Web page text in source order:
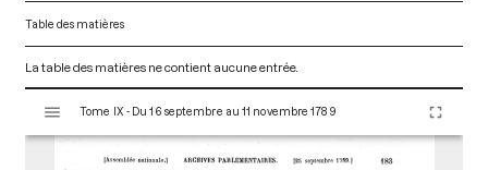
Table des matières
La table des matières ne contient aucune entrée.
s
Tome IX - Du 16 septembre au 11 novembre 1789